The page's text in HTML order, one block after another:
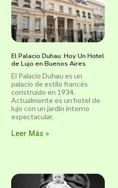
El Palacio Duhau: Hoy Un Hotel
de Lujo en Buenos Aires
El Palacio Duhau es un
palacio de estilo francés
construido en 1934.
Actualmente es un hotel de
lujo con un jardín interno
espectacular.
Leer Más »